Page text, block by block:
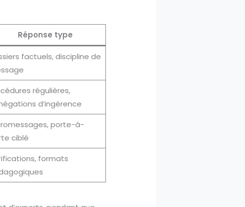
Réponse type
factuels, discipline de
régulières,
d’ingérence
porte-à-
ciblé
formats